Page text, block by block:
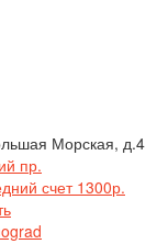
Морская, д.4
пр.
счет 1300р.